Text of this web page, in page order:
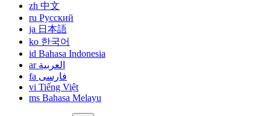
zh 中文
ru Русский
ja 日本語
ko 한국어
id Bahasa Indonesia
ar العربية
fa فارسی
vi Tiếng Việt
ms Bahasa Melayu